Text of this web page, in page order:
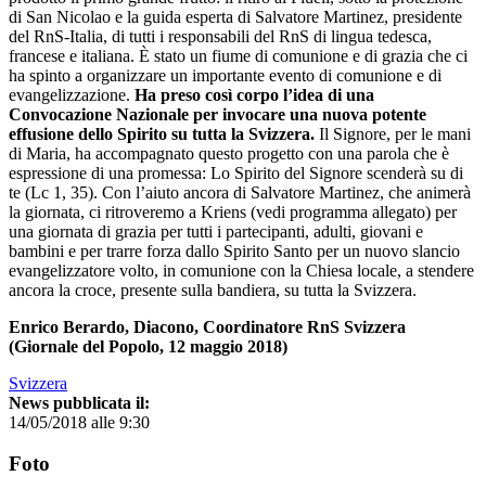
di San Nicolao e la guida esperta di Salvatore Martinez, presidente
del RnS-Italia, di tutti i responsabili del RnS di lingua tedesca,
francese e italiana. È stato un fiume di comunione e di grazia che ci
ha spinto a organizzare un importante evento di comunione e di
evangelizzazione. Ha preso così corpo l’idea di una
Convocazione Nazionale per invocare una nuova potente
effusione dello Spirito su tutta la Svizzera. Il Signore, per le mani
di Maria, ha accompagnato questo progetto con una parola che è
espressione di una promessa: Lo Spirito del Signore scenderà su di
te (Lc 1, 35). Con l’aiuto ancora di Salvatore Martinez, che animerà
la giornata, ci ritroveremo a Kriens (vedi programma allegato) per
una giornata di grazia per tutti i partecipanti, adulti, giovani e
bambini e per trarre forza dallo Spirito Santo per un nuovo slancio
evangelizzatore volto, in comunione con la Chiesa locale, a stendere
ancora la croce, presente sulla bandiera, su tutta la Svizzera.
Enrico Berardo, Diacono, Coordinatore RnS Svizzera
(Giornale del Popolo, 12 maggio 2018)
Svizzera
News pubblicata il:
14/05/2018 alle 9:30
Foto